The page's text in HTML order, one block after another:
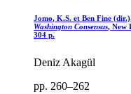
Jomo, K.S. et Ben Fine
Washington Consensus, New
304 p.
Deniz Akagül
pp. 260–262